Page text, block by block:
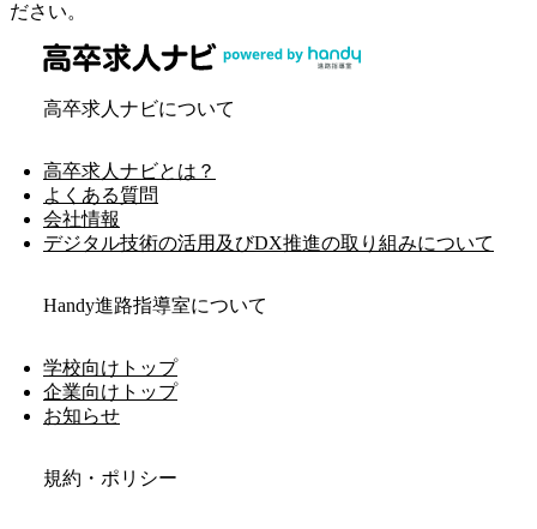
ださい。
高卒求人ナビについて
高卒求人ナビとは？
よくある質問
会社情報
デジタル技術の活用及びDX推進の取り組みについて
Handy進路指導室について
学校向けトップ
企業向けトップ
お知らせ
規約・ポリシー